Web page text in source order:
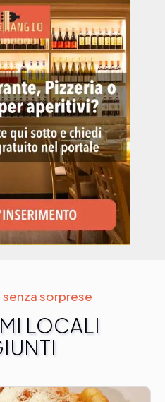
senza sorprese
LOCALI